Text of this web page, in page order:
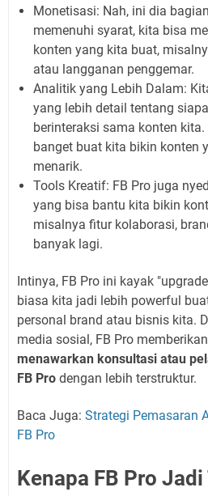
Monetisasi: Nah, ini dia
memenuhi syarat, kita bisa
konten yang kita buat,
atau langganan penggemar.
Analitik yang Lebih Dalam:
yang lebih detail tentang
berinteraksi sama konten
banget buat kita bikin konten
menarik.
Tools Kreatif: FB Pro juga
yang bisa bantu kita bikin
misalnya fitur kolaborasi,
banyak lagi.
Intinya, FB Pro ini kayak
biasa kita jadi lebih powerful
personal brand atau bisnis kita.
media sosial, FB Pro
menawarkan konsultasi atau
FB Pro dengan lebih terstruktur.
Baca Juga: Strategi Pemasaran
FB Pro
Kenapa FB Pro